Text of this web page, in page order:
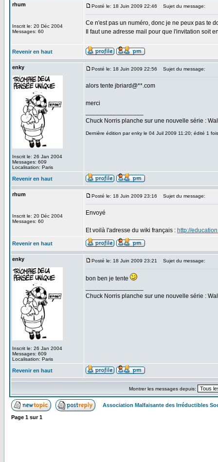
rhum
Inscrit le: 20 Déc 2004
Messages: 60
Posté le: 18 Juin 2009 22:46 Sujet du message:
Ce n'est pas un numéro, donc je ne peux pas te
Il faut une adresse mail pour que l'invitation soit
Revenir en haut
enky
Inscrit le: 26 Jan 2004
Messages: 609
Localisation: Paris
Posté le: 18 Juin 2009 22:56 Sujet du message:
alors tente jbriard@**.com
merci
Chuck Norris planche sur une nouvelle série :
Dernière édition par enky le 04 Juil 2009 11:20; édité 1 fois
Revenir en haut
rhum
Inscrit le: 20 Déc 2004
Messages: 60
Posté le: 18 Juin 2009 23:16 Sujet du message:
Envoyé
Et voilà l'adresse du wiki français : http://
Revenir en haut
enky
Inscrit le: 26 Jan 2004
Messages: 609
Localisation: Paris
Posté le: 18 Juin 2009 23:21 Sujet du message:
bon ben je tente
Chuck Norris planche sur une nouvelle série :
Revenir en haut
Montrer les messages depuis:
Association Malfaisante des Irréductibles
Page 1 sur1